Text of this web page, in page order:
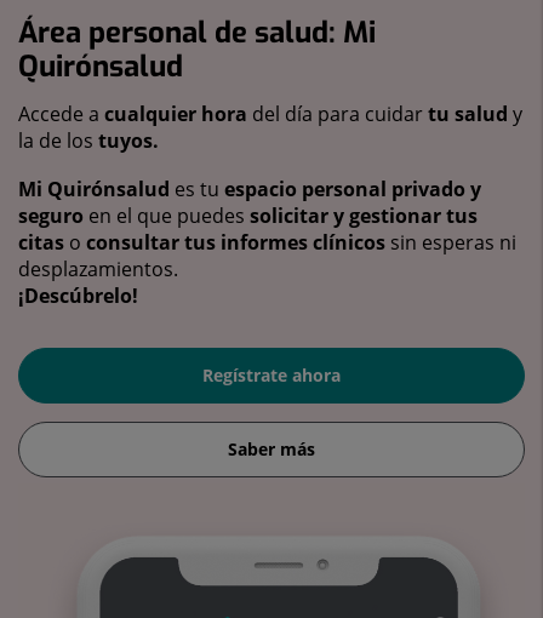
Área personal de salud: Mi
Quirónsalud
Accede a cualquier hora del día para cuidartu salud y
la de los tuyos.
Mi Quirónsalud es tu espacio personal privado y
seguro en el que puedes solicitar y gestionar tus
citas o consultar tus informes clínicos sin esperas ni
desplazamientos.
¡Descúbrelo!
Regístrate ahora
Saber más